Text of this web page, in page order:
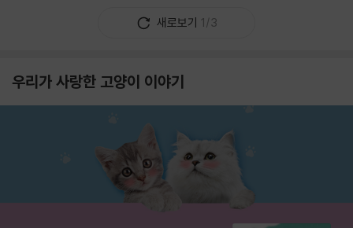
새로보기 1/3
우리가 사랑한 고양이 이야기